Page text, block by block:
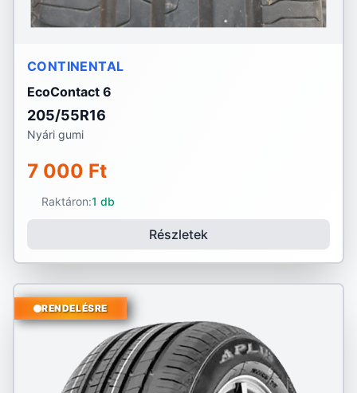
CONTINENTAL
EcoContact 6
205/55R16
Nyári gumi
7 000 Ft
Raktáron:1 db
Részletek
RENDELÉSRE